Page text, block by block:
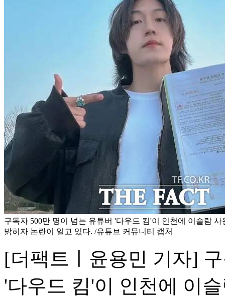
구독자 500만 명이 넘는 유튜버 '다우드 킴'이 인천에 이슬람
밝히자 논란이 일고 있다. /유튜브 커뮤니티 캡처
[더팩트ㅣ윤용민 기자]
'다우드 킴'이 인천에 이